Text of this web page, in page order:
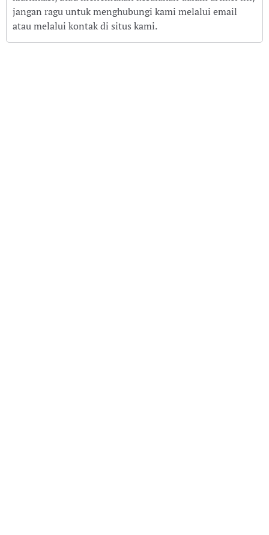
jangan ragu untuk menghubungi kami melalui email
atau melalui kontak di situs kami.